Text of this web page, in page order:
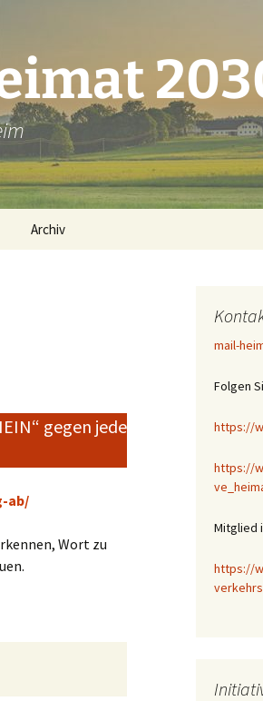
Archiv
gegen jede
ab/
Wort zu
mail-
Folgen
https://
https://
Mitglied
https://